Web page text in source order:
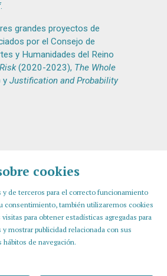
.
grandes proyectos de
por el Consejo de
y Humanidades del Reino
(2020-2023), The Whole
y Justification and Probability
cookies
y de terceros para el correcto funcionamiento
consentimiento, también utilizaremos cookies
para obtener estadísticas agregadas para
mostrar publicidad relacionada con sus
hábitos de navegación.